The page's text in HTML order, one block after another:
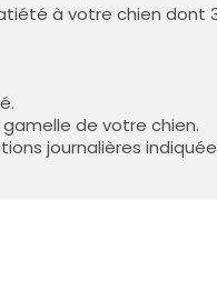
satiété à votre chien
de votre chien.
journalières